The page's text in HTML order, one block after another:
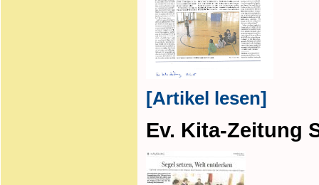
[Artikel lesen]
Ev. Kita-Zeitung